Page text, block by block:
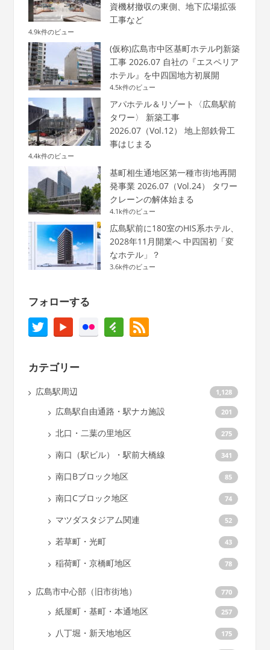
資機材撤収の東側、地下広場拡張
工事など
4.9k件のビュー
(仮称)広島市中区基町ホテルPJ新築
工事 2026.07 自社の『エスペリア
ホテル』を中四国地方初展開
4.5k件のビュー
アパホテル＆リゾート〈広島駅前
タワー〉 新築工事
2026.07（Vol.12） 地上部鉄骨工
事はじまる
4.4k件のビュー
基町相生通地区第一種市街地再開
発事業 2026.07（Vol.24） タワー
クレーンの解体始まる
4.1k件のビュー
広島駅前に180室のHIS系ホテル、
2028年11月開業へ 中四国初「変
なホテル」？
3.6k件のビュー
フォローする
カテゴリー
広島駅周辺 1,128
広島駅自由通路・駅ナカ施設 201
北口・二葉の里地区 275
南口（駅ビル）・駅前大橋線 341
南口Bブロック地区 85
南口Cブロック地区 74
マツダスタジアム関連 52
若草町・光町 43
稲荷町・京橋町地区 78
広島市中心部（旧市街地） 770
紙屋町・基町・本通地区 257
八丁堀・新天地地区 175